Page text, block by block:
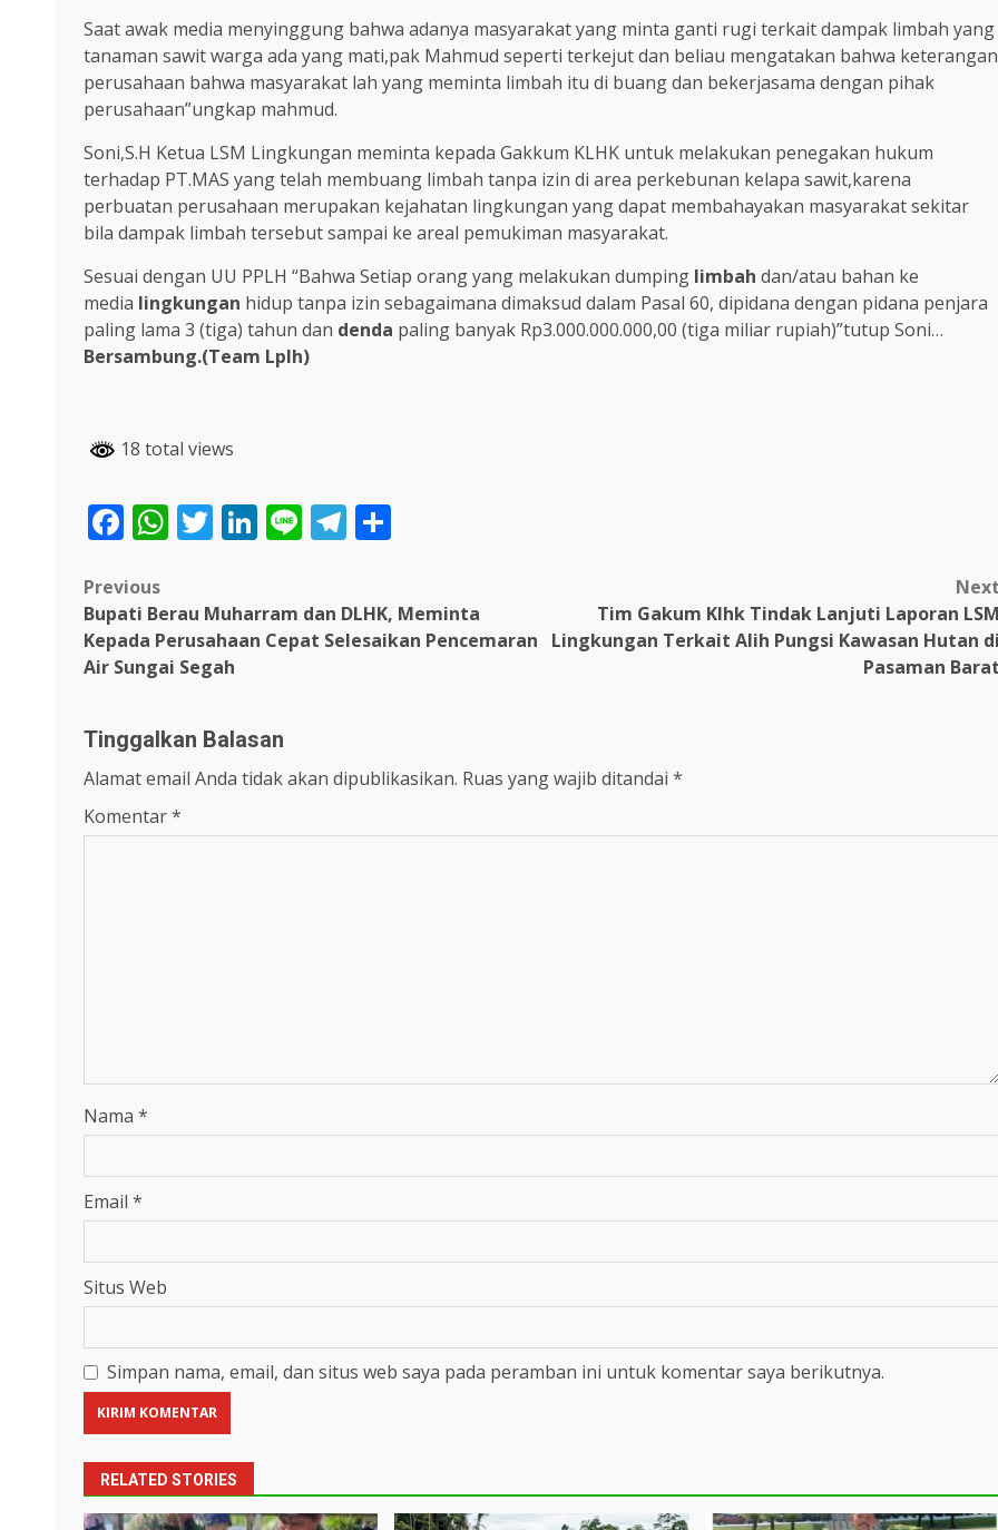
Saat awak media menyinggung bahwa adanya masyarakat yang minta ganti rugi terkait dampak limbah yang
tanaman sawit warga ada yang mati,pak Mahmud seperti terkejut dan beliau mengatakan bahwa keterangan
perusahaan bahwa masyarakat lah yang meminta limbah itu di buang dan bekerjasama dengan pihak
perusahaan”ungkap mahmud.
Soni,S.H Ketua LSM Lingkungan meminta kepada Gakkum KLHK untuk melakukan penegakan hukum
terhadap PT.MAS yang telah membuang limbah tanpa izin di area perkebunan kelapa sawit,karena
perbuatan perusahaan merupakan kejahatan lingkungan yang dapat membahayakan masyarakat sekitar
bila dampak limbah tersebut sampai ke areal pemukiman masyarakat.
Sesuai dengan UU PPLH “Bahwa Setiap orang yang melakukan dumping limbah dan/atau bahan ke
media lingkungan hidup tanpa izin sebagaimana dimaksud dalam Pasal 60, dipidana dengan pidana penjara
paling lama 3 (tiga) tahun dan denda paling banyak Rp3.000.000.000,00 (tiga miliar rupiah)”tutup Soni…
Bersambung.(Team Lplh)
18 total views
Facebook
WhatsApp
Twitter
LinkedIn
LineTelegram
Post
navigation
Previous
Bupati Berau Muharram dan DLHK, Meminta
Kepada Perusahaan Cepat Selesaikan Pencemaran
Air Sungai Segah
Tim Gakum Klhk Tindak Lanjuti Laporan
Lingkungan Terkait Alih Pungsi Kawasan Hutan
Pasaman
Tinggalkan Balasan
Alamat email Anda tidak akan dipublikasikan. Ruas yang wajib ditandai *
Komentar*
Nama *
Email *
Situs Web
Simpan nama, email, dan situs web saya pada peramban ini untuk komentar saya berikutnya.
RELATED STORIES